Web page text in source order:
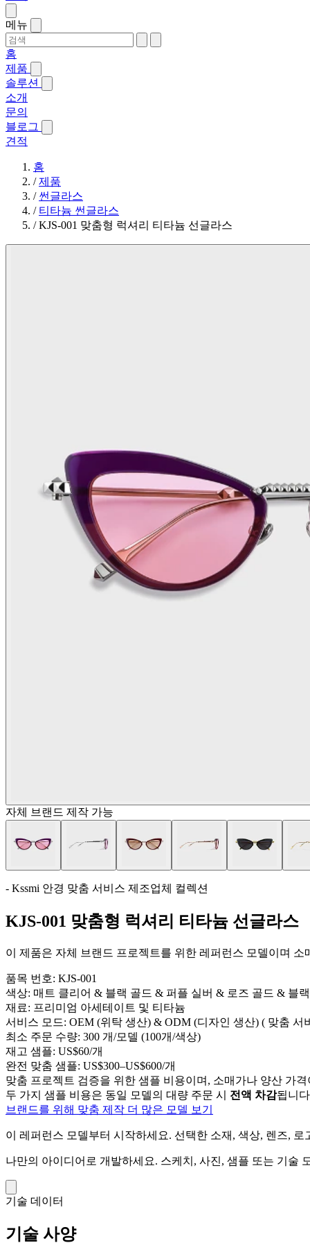
메뉴
홈
제품
솔루션
소개
문의
블로그
견적
홈
/제품
/ 썬글라스
/ 티타늄 썬글라스
/KJS-001 맞춤형 럭셔리 티타늄 선글라스
자체 브랜드 제작 가능
- Kssmi 안경 맞춤 서비스 제조업체 컬렉션
KJS-001 맞춤형 럭셔리 티타늄 선글라스
이 제품은 자체 브랜드 프로젝트를 위한 레퍼런스 모델이며
품목 번호: KJS-001
색상: 매트 클리어 & 블랙 골드 & 퍼플 실버 & 로즈 골드 & 블랙
재료: 프리미엄 아세테이트 및 티타늄
서비스 모드: OEM (위탁 생산) & ODM (디자인 생산) ( 맞춤 서
최소 주문 수량: 300 개/모델 (100개/색상)
재고 샘플: US$60/개
완전 맞춤 샘플: US$300–US$600/개
맞춤 프로젝트 검증을 위한 샘플 비용이며, 소매가나 양산 가
두 가지 샘플 비용은 동일 모델의 대량 주문 시 전액 차감됩니
브랜드를 위해 맞춤 제작 더 많은 모델 보기
이 레퍼런스 모델부터 시작하세요. 선택한 소재, 색상, 렌즈, 로
나만의 아이디어로 개발하세요. 스케치, 사진, 샘플 또는 기술
기술 데이터
기술 사양